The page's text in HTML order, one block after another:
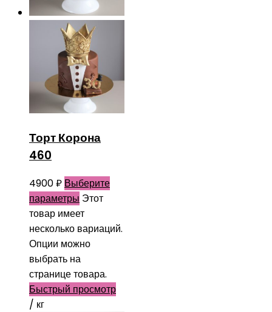
Торт Корона
460
4900₽ Выберите
параметры Этот
товар имеет
несколько вариаций.
Опции можно
выбрать на
странице товара.
Быстрый просмотр
/ кг